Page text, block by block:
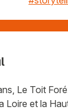
Le Toit
Loire et la